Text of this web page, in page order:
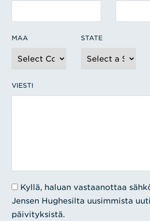
MAA STATE
VIESTI
Kyllä, haluan vastaanottaa
Jensen Hughesilta uusimmista
päivityksistä.